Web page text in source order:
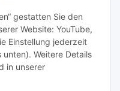
gestatten Sie den
Website: YouTube,
Einstellung jederzeit
Weitere Details
in unserer